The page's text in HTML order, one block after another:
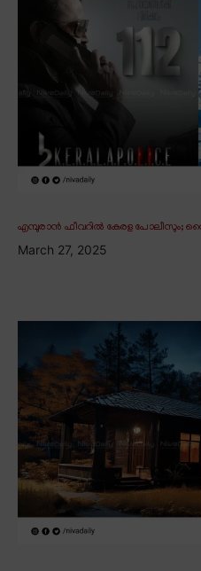
എമ്പുരാൻ ഫീവറിൽ കേരള പോലീസും;
March 27, 2025